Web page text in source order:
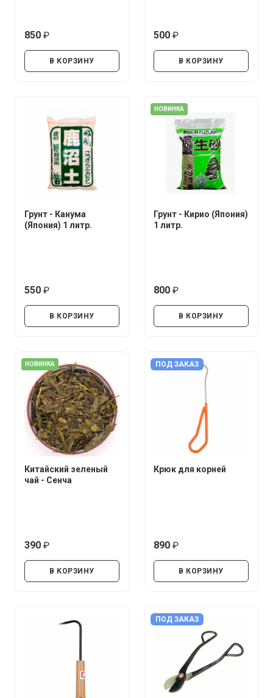
850
В КОРЗИНУ
500
В КОРЗИНУ
Грунт - Канума
(Япония) 1 литр.
550
В КОРЗИНУ
НОВИНКА
Грунт - Кирио (Япония)
1 литр.
800
В КОРЗИНУ
НОВИНКА
Китайский зеленый
чай - Сенча
390
В КОРЗИНУ
ПОД ЗАКАЗ
Крюк для корней
890
В КОРЗИНУ
ПОД ЗАКАЗ